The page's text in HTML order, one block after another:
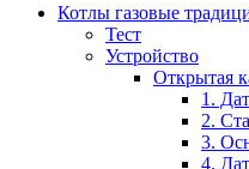
Котлы газовые
Тест
Устройство
Открытая
1.
2.
3.
4.